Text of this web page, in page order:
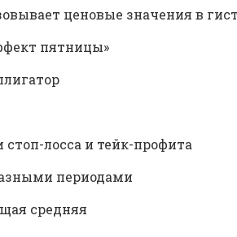
ценовые значения в
пятницы»
лосса и тейк-профита
периодами
средняя